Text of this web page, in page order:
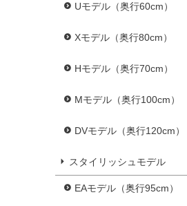
Uモデル（奥行60cm）
Xモデル（奥行80cm）
Hモデル（奥行70cm）
Mモデル（奥行100cm）
DVモデル（奥行120cm）
スタイリッシュモデル
EAモデル（奥行95cm）